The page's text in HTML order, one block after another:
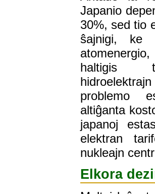
Japanio
30%, sed tio
ŝajnigi, ke
haltigis
problemo
altiĝanta
japanoj
elektran
nukleajn
Elkora